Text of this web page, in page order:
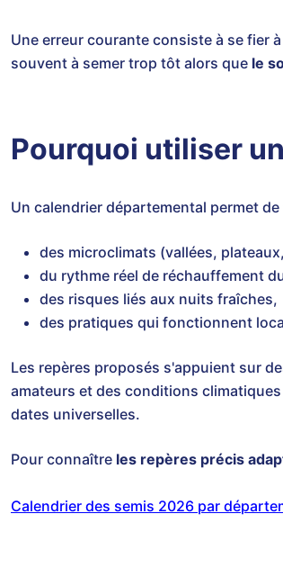
Une erreur courante consiste à se fier
souvent à semer trop tôt alors que le
Pourquoi utiliser
Un calendrier départemental permet
des microclimats (vallées,
du rythme réel de réchauffement
des risques liés aux nuits fraîches,
des pratiques qui fonctionnent
Les repères proposés s'appuient sur
amateurs et des conditions
dates universelles.
Pour connaître les repères précis
Calendrier des semis 2026 par